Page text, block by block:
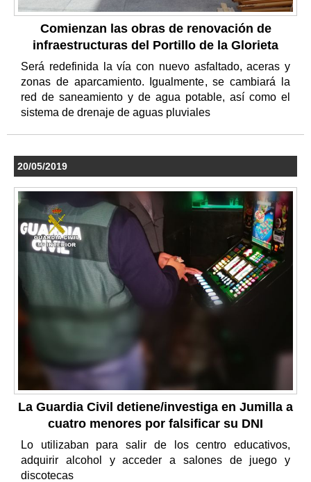
Comienzan las obras de renovación de
infraestructuras del Portillo de la Glorieta
Será redefinida la vía con nuevo asfaltado, aceras y
zonas de aparcamiento. Igualmente, se cambiará la
red de saneamiento y de agua potable, así como el
sistema de drenaje de aguas pluviales
20/05/2019
La Guardia Civil detiene/investiga en Jumilla a
cuatro menores por falsificar su DNI
Lo utilizaban para salir de los centro educativos,
adquirir alcohol y acceder a salones de juego y
discotecas